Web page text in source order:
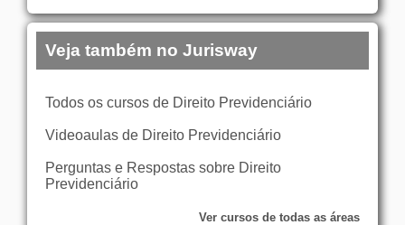
Veja também no Jurisway
Todos os cursos de Direito Previdenciário
Videoaulas de Direito Previdenciário
Perguntas e Respostas sobre Direito
Previdenciário
Ver cursos de todas as áreas